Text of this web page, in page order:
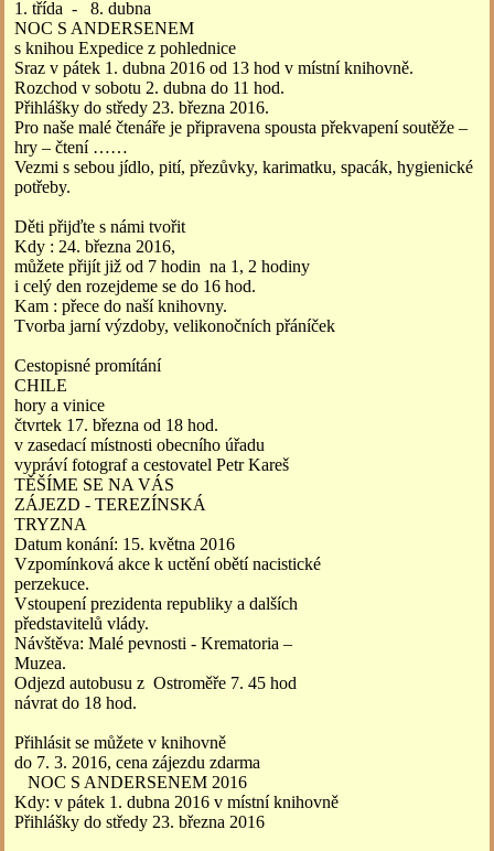
1. třída - 8. dubna
NOC S ANDERSENEM
s knihou Expedice z pohlednice
Sraz v pátek 1. dubna 2016 od 13 hod v místní knihovně.
Rozchod v sobotu 2. dubna do 11 hod.
Přihlášky do středy 23. března 2016.
Pro naše malé čtenáře je připravena spousta překvapení soutěže –
hry – čtení ……
Vezmi s sebou jídlo, pití, přezůvky, karimatku, spacák, hygienické
potřeby.
Děti přijďte s námi tvořit
Kdy : 24. března 2016,
můžete přijít již od 7 hodin na 1, 2 hodiny
i celý den rozejdeme se do 16 hod.
Kam : přece do naší knihovny.
Tvorba jarní výzdoby, velikonočních přáníček
Cestopisné promítání
CHILE
hory a vinice
čtvrtek 17. března od 18 hod.
v zasedací místnosti obecního úřadu
vypráví fotograf a cestovatel Petr Kareš
TĚŠÍME SE NA VÁS
ZÁJEZD - TEREZÍNSKÁ
TRYZNA
Datum konání: 15. května 2016
Vzpomínková akce k uctění obětí nacistické
perzekuce.
Vstoupení prezidenta republiky a dalších
představitelů vlády.
Návštěva: Malé pevnosti - Krematoria –
Muzea.
Odjezd autobusu z Ostroměře 7. 45 hod
návrat do 18 hod.
Přihlásit se můžete v knihovně
do 7. 3. 2016, cena zájezdu zdarma
NOC S ANDERSENEM 2016
Kdy: v pátek 1. dubna 2016 v místní knihovně
Přihlášky do středy 23. března 2016